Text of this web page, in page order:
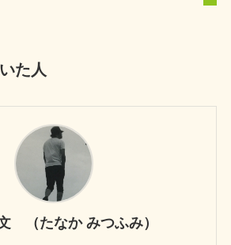
た人
（たなか みつふみ）